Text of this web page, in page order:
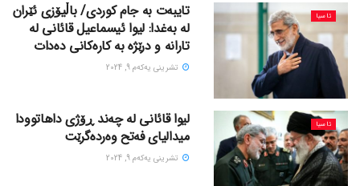
ئاسیا
تایبەت بە جام کوردی/ باڵیۆزی ئێران
لە بەغدا: لیوا ئیسماعیل قائانی لە
تارانە و درێژە بە کارەکانی دەدات
تشرینی یه‌كه‌م 9, 2024
ئاسیا
لیوا قائانی لە چەند ڕۆژی داهاتوودا
میدالیای فەتح وەردەگرێت
تشرینی یه‌كه‌م 9, 2024